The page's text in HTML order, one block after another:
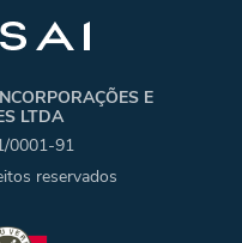
E
LTDA
0001-91
reservados